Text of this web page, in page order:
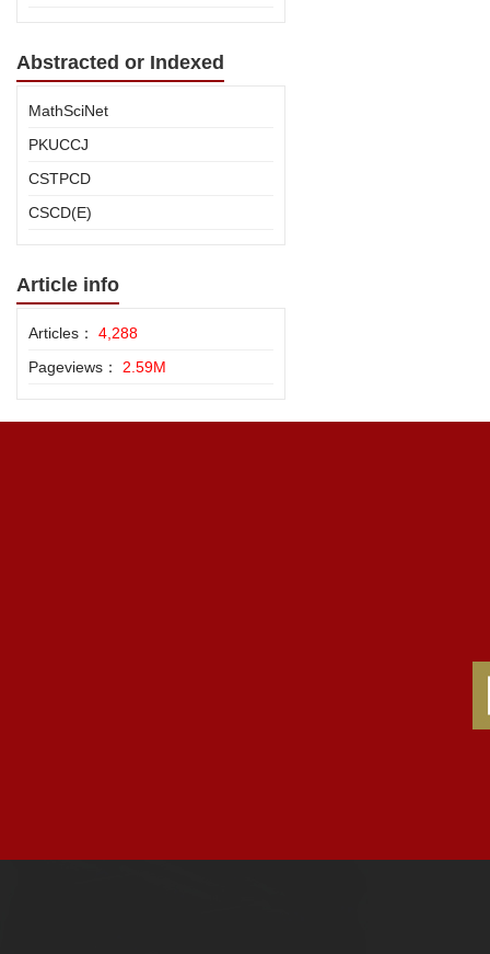
Abstracted or Indexed
MathSciNet
PKUCCJ
CSTPCD
CSCD(E)
Article info
Articles： 4,288
Pageviews： 2.59M